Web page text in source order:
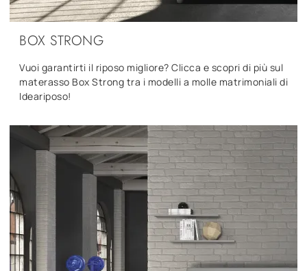
BOX STRONG
Vuoi garantirti il riposo migliore? Clicca e scopri di più sul
materasso Box Strong tra i modelli a molle matrimoniali di
Ideariposo!